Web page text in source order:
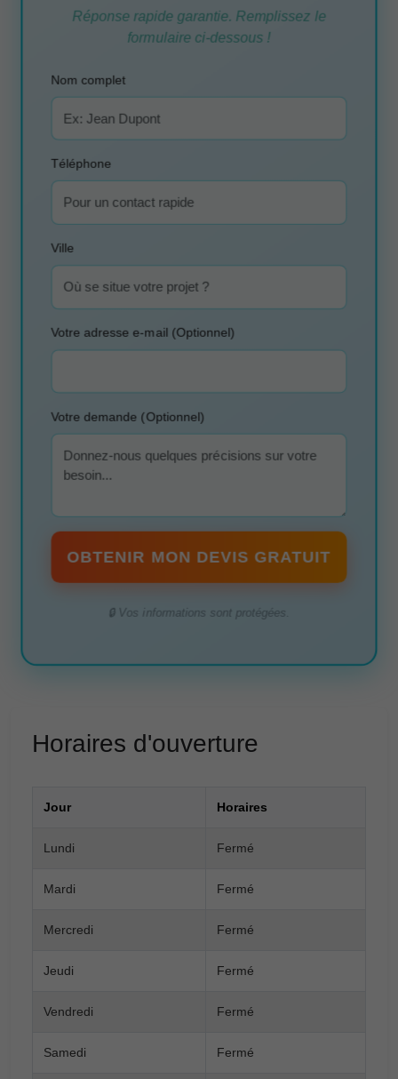
Réponse rapide garantie. Remplissez le
formulaire ci-dessous !
Nom complet
Téléphone
Ville
Votre adresse e-mail (Optionnel)
Votre demande (Optionnel)
OBTENIR MON DEVIS GRATUIT
🔒 Vos informations sont protégées.
Horaires d'ouverture
Jour Horaires
Lundi Fermé
Mardi Fermé
Mercredi Fermé
Jeudi Fermé
Vendredi Fermé
Samedi Fermé